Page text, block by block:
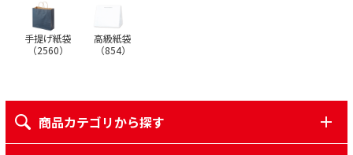
手提げ紙袋
（2560）
高級紙袋
（854）
商品カテゴリから探す